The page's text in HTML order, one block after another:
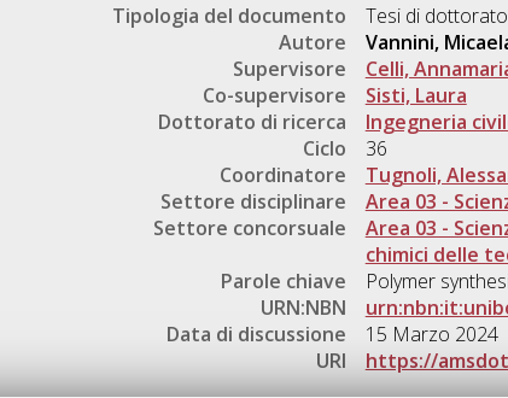
Tipologia del documento
Tesi di dottorato
Autore
Vannini,
Supervisore
Celli,
Co-supervisore
Sisti, Laura
Dottorato di ricerca
Ingegneria
Ciclo
36
Coordinatore
Tugnoli,
Settore disciplinare
Area 03 -
Settore concorsuale
Area 03 -
chimici delle
Parole chiave
Polymer
URN:NBN
Data di discussione
15 Marzo 2024
URI
https://